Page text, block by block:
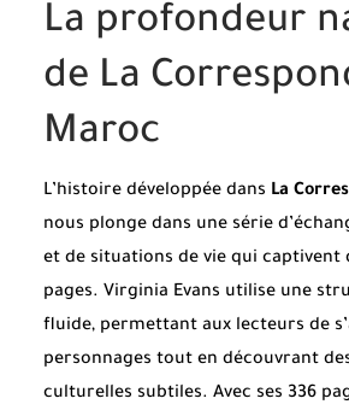
La profondeur
de La
Maroc
L’histoire développée dans La
nous plonge dans une série
et de situations de vie qui captivent
pages. Virginia Evans utilise une
fluide, permettant aux lecteurs de
personnages tout en découvrant
culturelles subtiles. Avec ses 336